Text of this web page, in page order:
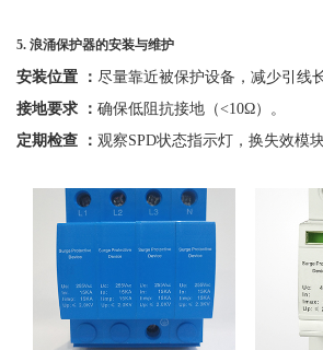
5. 浪涌保护器的安装与维护
安装位置 ： 尽量靠近被保护设备，减少引线长
接地要求
： 确保低阻抗接地（<10Ω）。
定期检查
： 观察SPD状态指示灯，换失效模块